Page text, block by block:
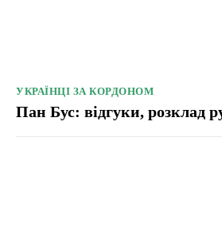
УКРАЇНЦІ ЗА КОРДОНОМ
Пан Бус: відгуки, розклад